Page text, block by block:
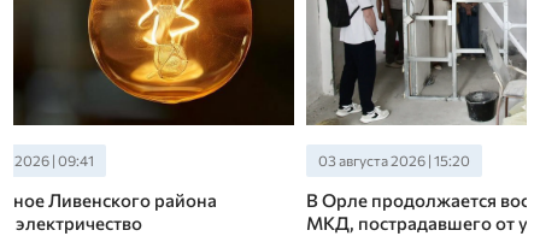
03 августа 2026 | 15:20
В Орле продолжается восстановление
МКД, пострадавшего от удара БПЛА
31 июля 2026 | 12:30
Автопарк
новым